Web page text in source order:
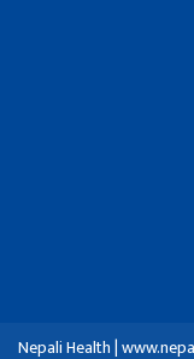
Nepali Health |